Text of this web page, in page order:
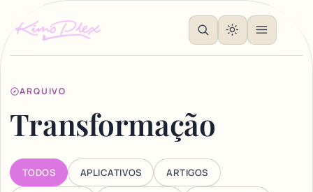
ARQUIVO
Transformação
TODOS APLICATIVOS ARTIGOS